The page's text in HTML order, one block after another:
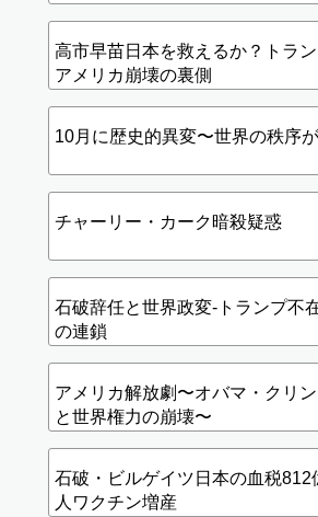
高市早苗日本を救えるか？トラ
アメリカ崩壊の裏側
10月に歴史的異変〜世界の秩序
チャーリー・カーク暗殺疑惑
石破辞任と世界政変-トランプ不
の連鎖
アメリカ解放劇〜オバマ・クリ
と世界権力の崩壊〜
石破・ビルゲイツ日本の血税812
人ワクチン増産